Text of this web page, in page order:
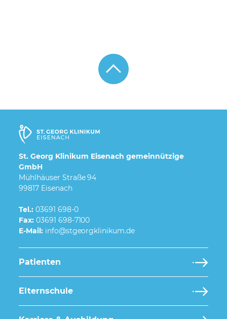
St. Georg Klinikum Eisenach gemeinnützige
GmbH
Mühlhäuser Straße 94
99817 Eisenach
Tel.: 03691 698-0
Fax: 03691 698-7100
E-Mail:
Patienten
Elternschule